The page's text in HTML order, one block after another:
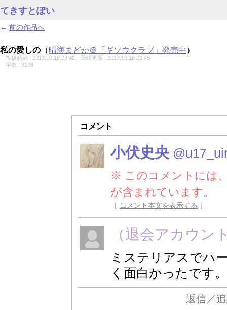
てきすとぽい
← 前の作品へ
私の愛しの （晴海まどか＠「ギソウクラブ」発売中 ）
投稿時刻 : 2013.10.18 23:42
最終更新 : 2013.10.18 23:45
字数 : 3103
コメント
小伏史央
※ このコメントには
が含まれています。
［ コメント本文を表示する ］
（退会アカウン
ミステリアスでハ
く面白かったです
返信／